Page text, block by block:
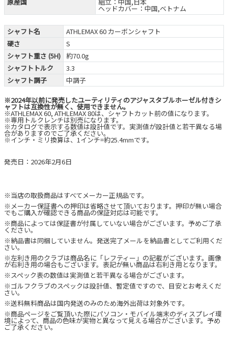
ヘッドカバー：中国,ベトナム
シャフト名
ATHLEMAX 60 カーボンシャフト
硬さ
S
シャフト重さ (5H) 約70.0g
シャフトトルク
3.3
シャフト調子
中調子
※2024年以前に発売したユーティリティのアジャスタブルホーゼル付きシ
ャフトは互換性が無く、使用できません。
※ATHLEMAX 60, ATHLEMAX 80は、シャフトカット前の値になります。
※専用トルクレンチは別売になります。
※カタログで表示する数値は設計値です。実測値が設計値と若干異なる場
合がありますのでご了承ください。
※インチ・ミリ換算は、1インチ=約25.4mmです。
発売日：2026年2月6日
※当店の取扱商品はすべてメーカー正規品です。
※メーカー保証書への押印は省略させて頂いております。押印が無い場合
でもご購入が確認できる商品の保証対応は可能です。
※商品によっては保証書が付属していない場合がございます。予めご了承
ください。
※納品書は同梱していません。発送完了メールを納品書としてご利用くだ
さい。
※左利き用のクラブは商品名に「レフティー」の記載がございます。画像
が右利き用の場合もございます。表記が無い商品は右利き用となります。
※スペック表の数値は実測値と若干異なる場合がございます。
※ゴルフクラブのスペックは設計値、暫定値ですので、目安とお考えくだ
さい。
※送料無料商品は国内発送のみのため海外出荷は対象外です。
※商品ページをご覧頂いた際にパソコン・モバイル端末のディスプレイ環
境によって、商品の色味が実物と異なって見える場合がございます。予め
ご了承ください。